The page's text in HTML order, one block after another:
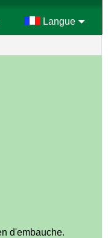
Langue
d'embauche.